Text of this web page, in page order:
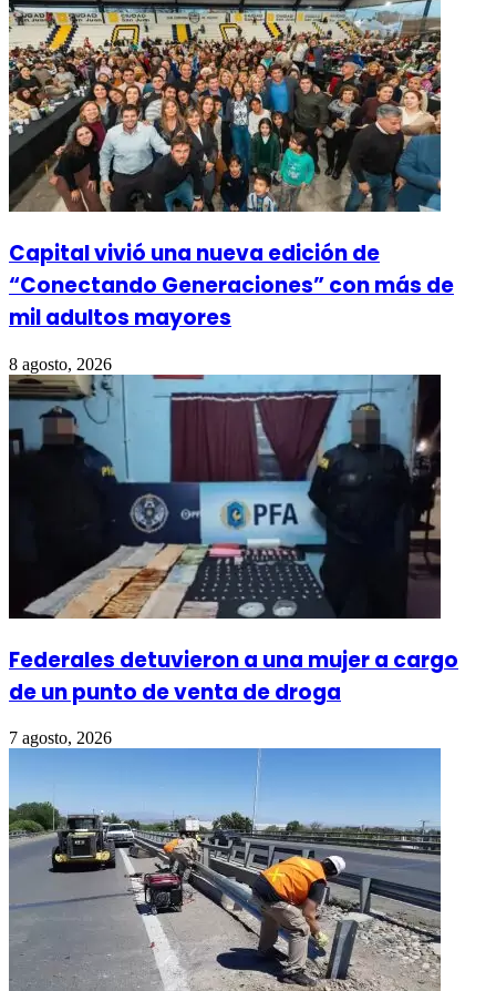
Capital vivió una nueva edición de
“Conectando Generaciones” con más de
mil adultos mayores
8 agosto, 2026
Federales detuvieron a una mujer a cargo
de un punto de venta de droga
7 agosto, 2026